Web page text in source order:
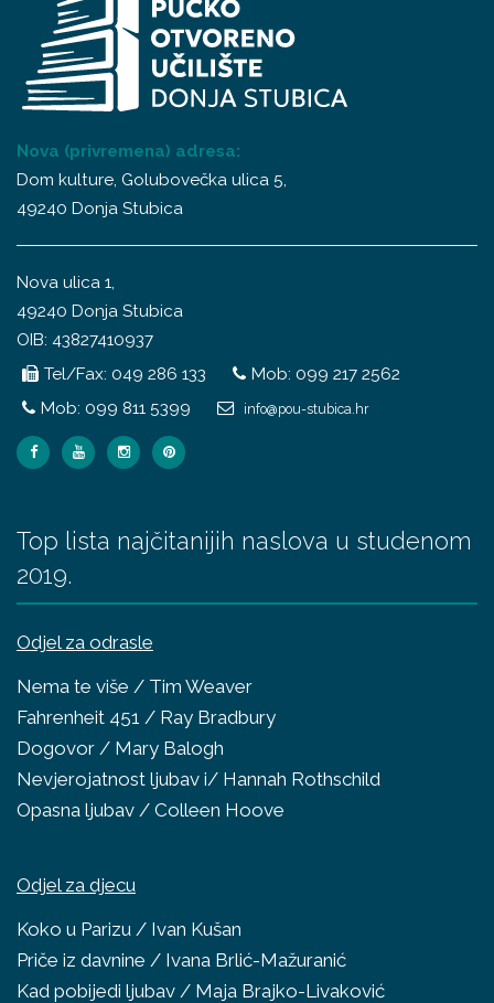
Nova (privremena) adresa:
Dom kulture, Golubovečka ulica 5,
49240 Donja Stubica
Nova ulica 1,
49240 Donja Stubica
OIB: 43827410937
Tel/Fax: 049 286 133
Mob: 099 217 2562
Mob: 099 811 5399
info@pou-stubica.hr
Top lista najčitanijih naslova u studenom
2019.
Odjel za odrasle
Nema te više / Tim Weaver
Fahrenheit 451 / Ray Bradbury
Dogovor / Mary Balogh
Nevjerojatnost ljubav i/ Hannah Rothschild
Opasna ljubav / Colleen Hoove
Odjel za djecu
Koko u Parizu / Ivan Kušan
Priče iz davnine / Ivana Brlić-Mažuranić
Kad pobijedi ljubav / Maja Brajko-Livaković